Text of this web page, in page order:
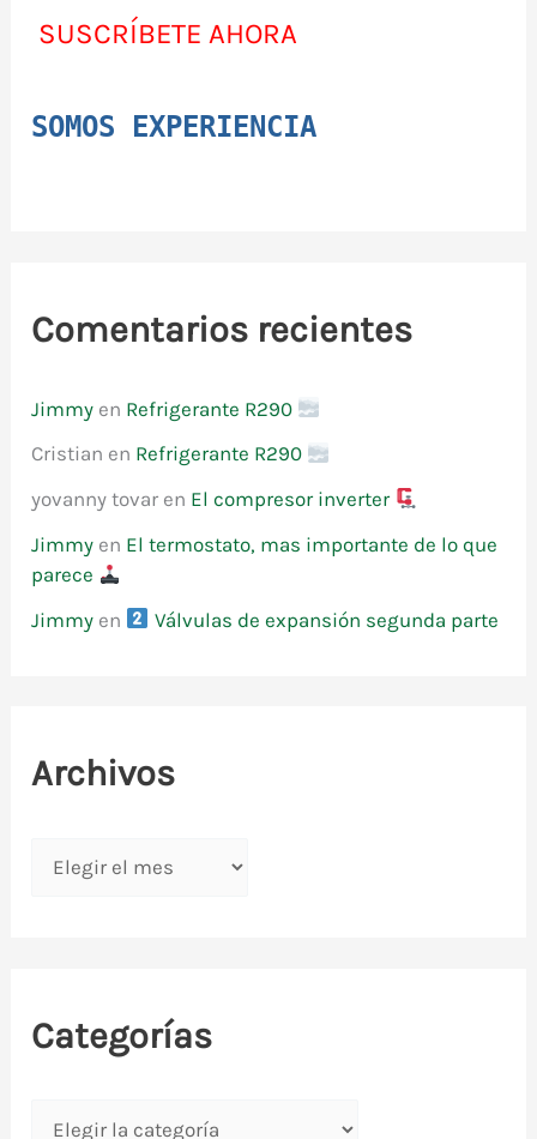
SUSCRÍBETE AHORA
SOMOS EXPERIENCIA
Comentarios recientes
Jimmy en Refrigerante R290
Cristian en Refrigerante R290
yovanny tovar en El compresor inverter
Jimmy en El termostato, mas importante de lo que
parece
Jimmy en Válvulas de expansión segunda parte
Archivos
i
Categorías